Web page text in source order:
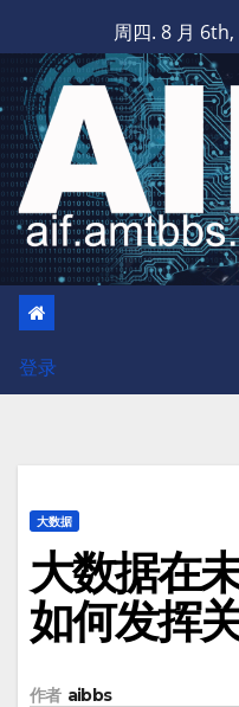
至
内
容
周四. 8 月
登录
大数据
大数据在
如何发挥
作者 aibbs